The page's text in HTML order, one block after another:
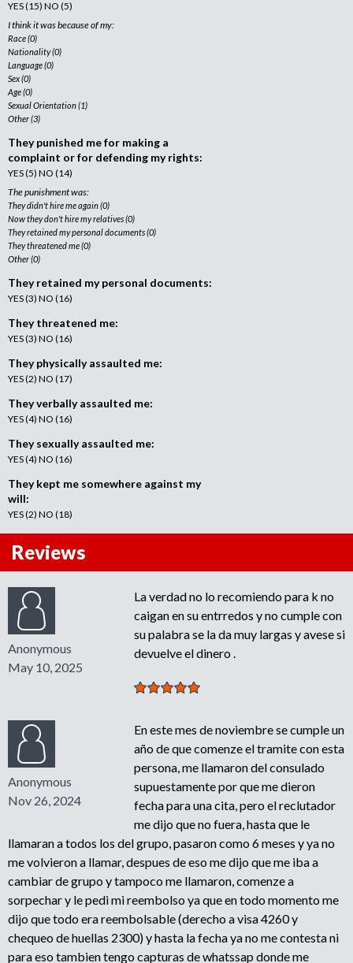
YES (15) NO (5)
I think it was because of my:
Race (0)
Nationality (0)
Language (0)
Sex (0)
Age (0)
Sexual Orientation (1)
Other (3)
They punished me for making a
complaint or for defending my rights:
YES (5) NO (14)
The punishment was:
They didn't hire me again (0)
Now they don't hire my relatives (0)
They retained my personal documents (0)
They threatened me (0)
Other (0)
They retained my personal documents:
YES (3) NO (16)
They threatened me:
YES (3) NO (16)
They physically assaulted me:
YES (2) NO (17)
They verbally assaulted me:
YES (4) NO (16)
They sexually assaulted me:
YES (4) NO (16)
They kept me somewhere against my
will:
YES (2) NO (18)
Reviews
Anonymous
May 10, 2025
La verdad no lo recomiendo para k no
caigan en su entrredos y no cumple con
su palabra se la da muy largas y avese si
devuelve el dinero .
Anonymous
Nov 26, 2024
En este mes de noviembre se cumple un
año de que comenze el tramite con esta
persona, me llamaron del consulado
supuestamente por que me dieron
fecha para una cita, pero el reclutador
me dijo que no fuera, hasta que le
llamaran a todos los del grupo, pasaron como 6 meses y ya no
me volvieron a llamar, despues de eso me dijo que me iba a
cambiar de grupo y tampoco me llamaron, comenze a
sorpechar y le pedi mi reembolso ya que en todo momento me
dijo que todo era reembolsable (derecho a visa 4260 y
chequeo de huellas 2300) y hasta la fecha ya no me contesta ni
para eso tambien tengo capturas de whatssap donde me